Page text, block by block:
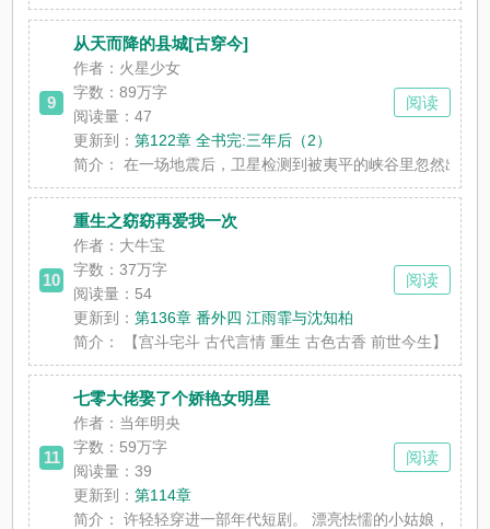
9
从天而降的县城[古穿今]
作者：火星少女
字数：89万字
阅读量：47
更新到：第122章 全书完:三年后（2）
简介：
在一场地震后，卫星检测到被夷平的峡谷里忽然出现
阅读
10
重生之窈窈再爱我一次
作者：大牛宝
字数：37万字
阅读量：54
更新到：第136章 番外四 江雨霏与沈知柏
简介：
【宫斗宅斗 古代言情 重生 古色古香 前世今生】 谢
阅读
11
七零大佬娶了个娇艳女明星
作者：当年明央
字数： 59万字
阅读量：39
更新到：第114章
简介：
许轻轻穿进一部年代短剧。 漂亮怯懦的小姑娘，原
阅读